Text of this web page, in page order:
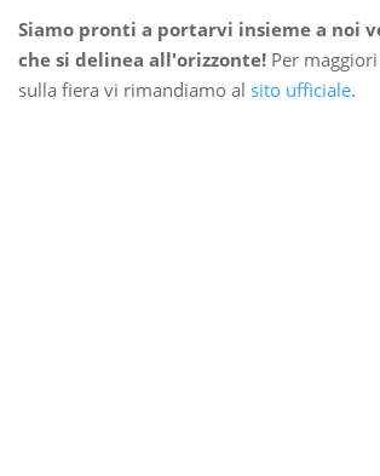
Siamo pronti a portarvi insieme a noi
che si delinea all'orizzonte!Per
sulla fiera vi rimandiamo al sito ufficiale.